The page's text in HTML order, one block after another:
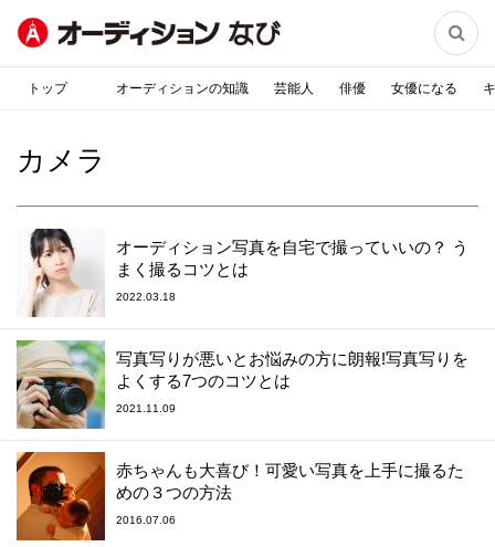

トップ オーディションの知識 芸能人 俳優 女優になる
カメラ
オーディション写真を自宅で撮っていいの？ う
まく撮るコツとは
2022.03.18
写真写りが悪いとお悩みの方に朗報!写真写りを
よくする7つのコツとは
2021.11.09
赤ちゃんも大喜び！可愛い写真を上手に撮るた
めの３つの方法
2016.07.06